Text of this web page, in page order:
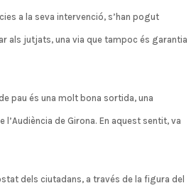
a la seva intervenció, s’han pogut
als jutjats, una via que tampoc és garantia
pau és una molt bona sortida, una
de Girona. En aquest sentit, va
dels ciutadans, a través de la figura del